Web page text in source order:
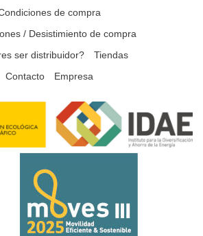
de compra
/ Desistimiento de compra
ser distribuidor?
Tiendas
Contacto
Empresa